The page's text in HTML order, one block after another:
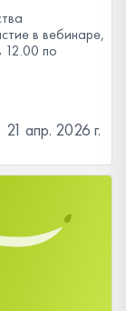
в вебинаре,
12.00 по
21 апр. 2026 г.